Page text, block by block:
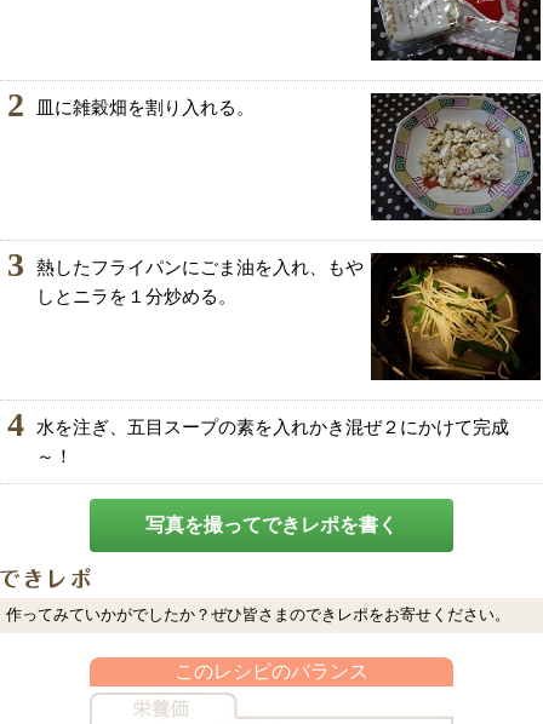
2 皿に雑穀畑を割り入れる。
3
熱したフライパンにごま油を入れ、もや
しとニラを１分炒める。
4
水を注ぎ、五目スープの素を入れかき混ぜ２にかけて完成
～！
写真を撮ってできレポを書く
作ってみていかがでしたか？ぜひ皆さまのできレポをお寄せください。
このレシピのバランス